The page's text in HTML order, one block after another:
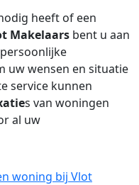
heeft of een
Makelaars bent u aan
uw wensen en situatie
service kunnen
s van woningen
al uw
woning bij Vlot